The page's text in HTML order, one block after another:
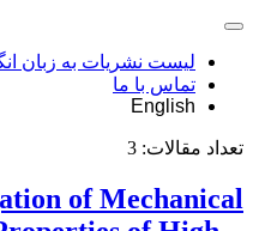
لیست نشریات به زبان
تماس با ما
English
تعداد مقالات: 3
of Mechanical